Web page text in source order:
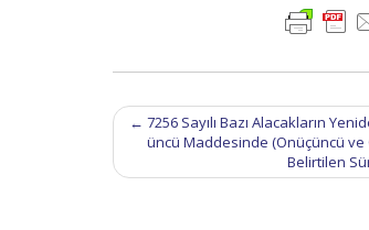
Post
navigation
← 7256 Sayılı Bazı Alacakların
üncü Maddesinde (Onüçüncü ve
Belirtilen